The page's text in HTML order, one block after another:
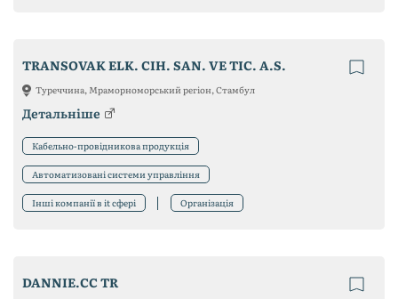
TRANSOVAK ELK. CIH. SAN. VE TIC. A.S.
Туреччина, Мраморноморський регіон, Стамбул
Детальніше
Кабельно-провідникова продукція
Автоматизовані системи управління
Інші компанії в it сфері Організація
DANNIE.CC TR